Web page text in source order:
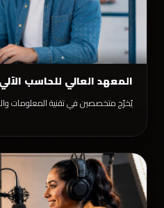
المعهد العالي للحاسب الآلي
يُخرّج متخصصين في تقنية المعلومات